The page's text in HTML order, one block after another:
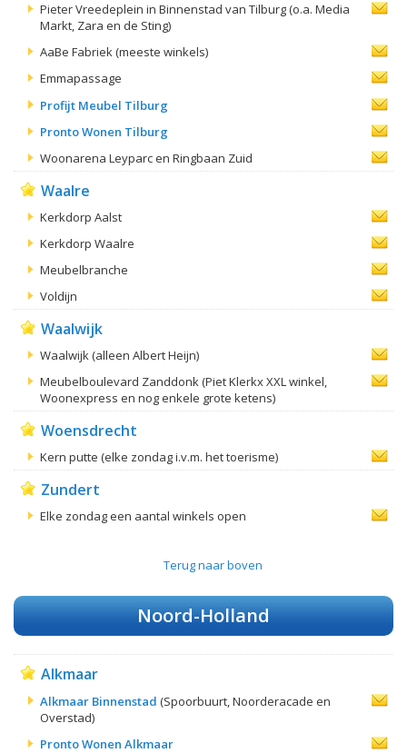
Pieter Vreedeplein in Binnenstad van Tilburg (o.a. Media
Markt, Zara en de Sting)
AaBe Fabriek (meeste winkels)
Emmapassage
Profijt Meubel Tilburg
Pronto Wonen Tilburg
Woonarena Leyparc en Ringbaan Zuid
Waalre
Kerkdorp Aalst
Kerkdorp Waalre
Meubelbranche
Voldijn
Waalwijk
Waalwijk (alleen Albert Heijn)
Meubelboulevard Zanddonk (Piet Klerkx XXL winkel,
Woonexpress en nog enkele grote ketens)
Woensdrecht
Kern putte (elke zondag i.v.m. het toerisme)
Zundert
Elke zondag een aantal winkels open
Terug naar boven
Noord-Holland
Alkmaar
Alkmaar Binnenstad (Spoorbuurt, Noorderacade en
Overstad)
Pronto Wonen Alkmaar